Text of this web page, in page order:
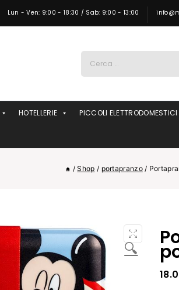
Lun - Ven: 9:00 - 18:30 / Sab: 9:00 - 13:00
per:
HOTELLERIE PICCOLI ELETTRODOMESTICI
/ Shop / portapranzo /
🔍